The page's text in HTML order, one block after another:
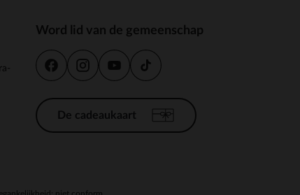
Word lid van de gemeenschap
De cadeaukaart